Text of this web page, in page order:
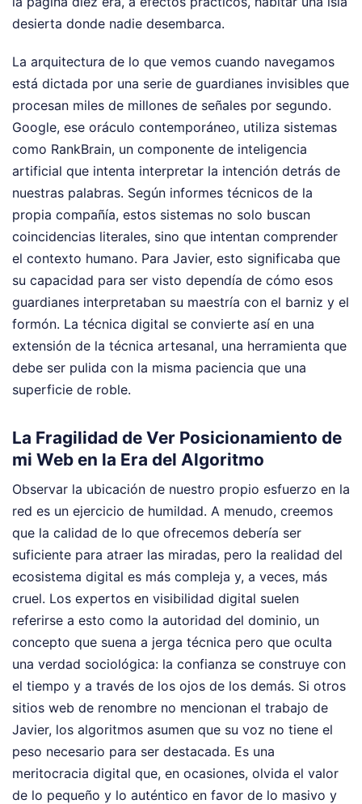
desierta donde nadie desembarca.
La arquitectura de lo que vemos cuando navegamos
está dictada por una serie de guardianes invisibles que
procesan miles de millones de señales por segundo.
Google, ese oráculo contemporáneo, utiliza sistemas
como RankBrain, un componente de inteligencia
artificial que intenta interpretar la intención detrás de
nuestras palabras. Según informes técnicos de la
propia compañía, estos sistemas no solo buscan
coincidencias literales, sino que intentan comprender
el contexto humano. Para Javier, esto significaba que
su capacidad para ser visto dependía de cómo esos
guardianes interpretaban su maestría con el barniz y el
formón. La técnica digital se convierte así en una
extensión de la técnica artesanal, una herramienta que
debe ser pulida con la misma paciencia que una
superficie de roble.
La Fragilidad de Ver Posicionamiento de
mi Web en la Era del Algoritmo
Observar la ubicación de nuestro propio esfuerzo en la
red es un ejercicio de humildad. A menudo, creemos
que la calidad de lo que ofrecemos debería ser
suficiente para atraer las miradas, pero la realidad del
ecosistema digital es más compleja y, a veces, más
cruel. Los expertos en visibilidad digital suelen
referirse a esto como la autoridad del dominio, un
concepto que suena a jerga técnica pero que oculta
una verdad sociológica: la confianza se construye con
el tiempo y a través de los ojos de los demás. Si otros
sitios web de renombre no mencionan el trabajo de
Javier, los algoritmos asumen que su voz no tiene el
peso necesario para ser destacada. Es una
meritocracia digital que, en ocasiones, olvida el valor
de lo pequeño y lo auténtico en favor de lo masivo y